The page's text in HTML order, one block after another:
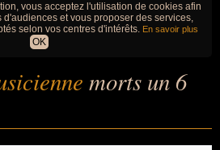
vous acceptez l'utilisation de cookies afin
et vous proposer des services,
selon vos centres d'intérêts. En savoir plus
OK
morts un 6